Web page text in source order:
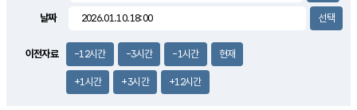
3.1m/s
날짜
이전자료 -12시간 -3시간 -1시간 현재
+1시간 +3시간 +12시간